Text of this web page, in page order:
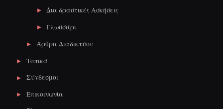
Δια δραστικές Ασκήσεις
Γλωσσάρι
Άρθρα Διαδικτύου
Τοπικά
Σύνδεσμοι
Επικοινωνία